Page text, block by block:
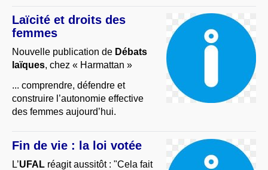
Laïcité et droits des
femmes
Nouvelle publication de Débats
laïques, chez « Harmattan »
... comprendre, défendre et
construire l’autonomie effective
des femmes aujourd’hui.
Fin de vie : la loi votée
L’UFAL réagit aussitôt : "Cela fait